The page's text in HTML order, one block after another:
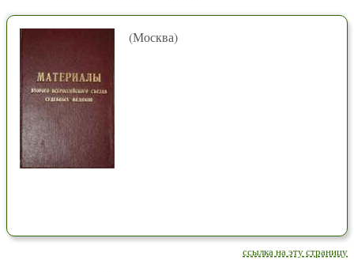
(Москва)
ссылка на эту страницу